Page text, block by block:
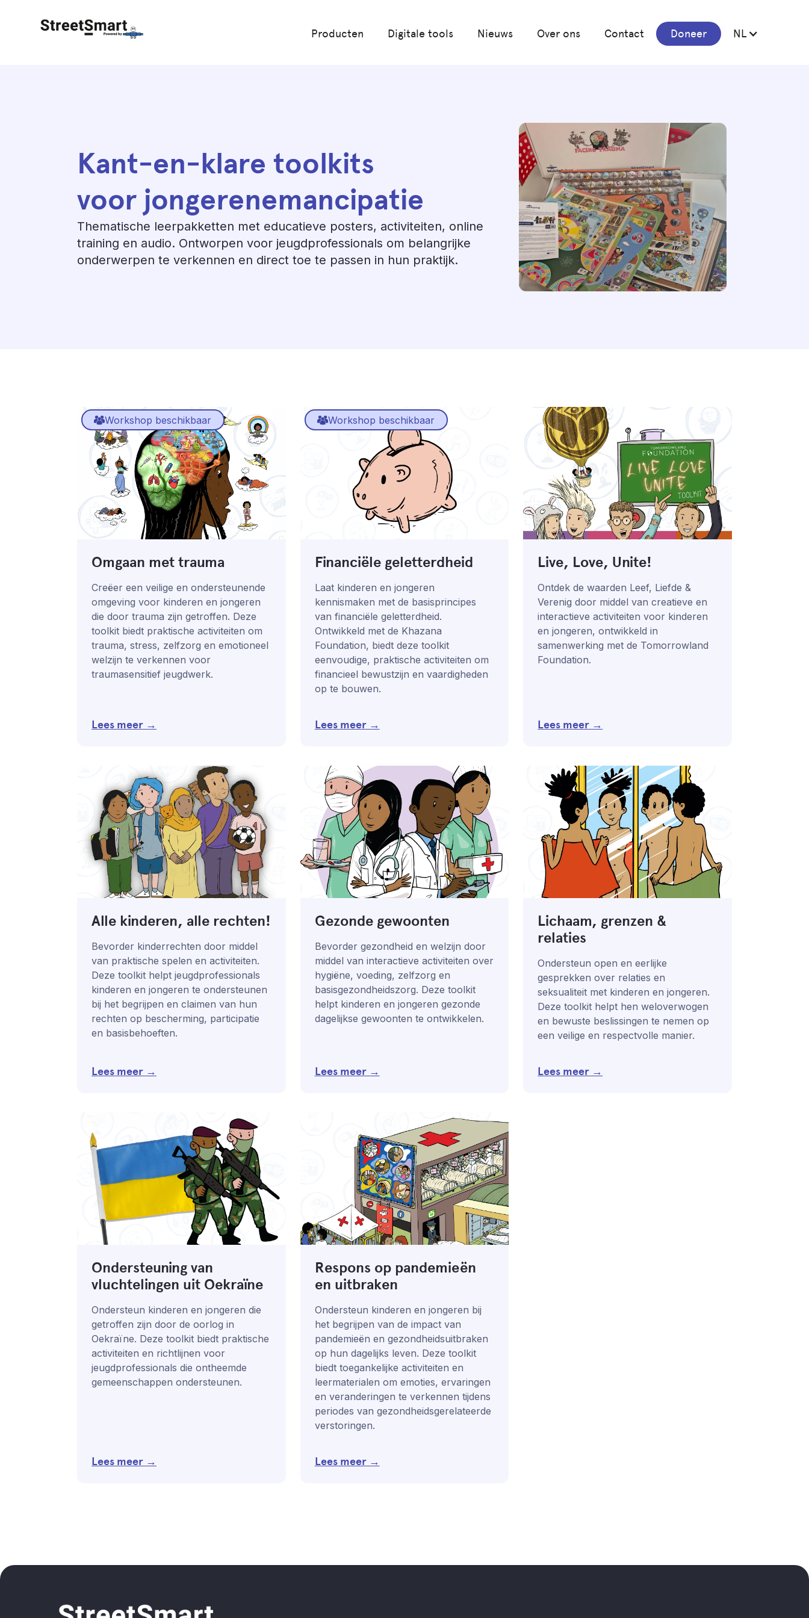
Producten Digitale tools Nieuws Over ons Contact Doneer NL
Kant-en-klare toolkits
voor jongerenemancipatie
Thematische leerpakketten met educatieve posters, activiteiten, online
training en audio. Ontworpen voor jeugdprofessionals om belangrijke
onderwerpen te verkennen en direct toe te passen in hun praktijk.
Workshop beschikbaar
Omgaan met trauma
Creëer een veilige en ondersteunende
omgeving voor kinderen en jongeren
die door trauma zijn getroffen. Deze
toolkit biedt praktische activiteiten om
trauma, stress, zelfzorg en emotioneel
welzijn te verkennen voor
traumasensitief jeugdwerk.
Lees meer →
Workshop beschikbaar
Financiële geletterdheid
Laat kinderen en jongeren
kennismaken met de basisprincipes
van financiële geletterdheid.
Ontwikkeld met de Khazana
Foundation, biedt deze toolkit
eenvoudige, praktische activiteiten om
financieel bewustzijn en vaardigheden
op te bouwen.
Lees meer →
Live, Love, Unite!
Ontdek de waarden Leef, Liefde &
Verenig door middel van creatieve en
interactieve activiteiten voor kinderen
en jongeren, ontwikkeld in
samenwerking met de Tomorrowland
Foundation.
Lees meer →
Alle kinderen, alle rechten!
Bevorder kinderrechten door middel
van praktische spelen en activiteiten.
Deze toolkit helpt jeugdprofessionals
kinderen en jongeren te ondersteunen
bij het begrijpen en claimen van hun
rechten op bescherming, participatie
en basisbehoeften.
Lees meer →
Gezonde gewoonten
Bevorder gezondheid en welzijn door
middel van interactieve activiteiten over
hygiëne, voeding, zelfzorg en
basisgezondheidszorg. Deze toolkit
helpt kinderen en jongeren gezonde
dagelijkse gewoonten te ontwikkelen.
Lees meer →
Lichaam, grenzen &
relaties
Ondersteun open en eerlijke
gesprekken over relaties en
seksualiteit met kinderen en jongeren.
Deze toolkit helpt hen weloverwogen
en bewuste beslissingen te nemen op
een veilige en respectvolle manier.
Lees meer →
Ondersteuning van
vluchtelingen uit Oekraïne
Ondersteun kinderen en jongeren die
getroffen zijn door de oorlog in
Oekraïne. Deze toolkit biedt praktische
activiteiten en richtlijnen voor
jeugdprofessionals die ontheemde
gemeenschappen ondersteunen.
Lees meer →
Respons op pandemieën
en uitbraken
Ondersteun kinderen en jongeren bij
het begrijpen van de impact van
pandemieën en gezondheidsuitbraken
op hun dagelijks leven. Deze toolkit
biedt toegankelijke activiteiten en
leermaterialen om emoties, ervaringen
en veranderingen te verkennen tijdens
periodes van gezondheidsgerelateerde
verstoringen.
Lees meer →